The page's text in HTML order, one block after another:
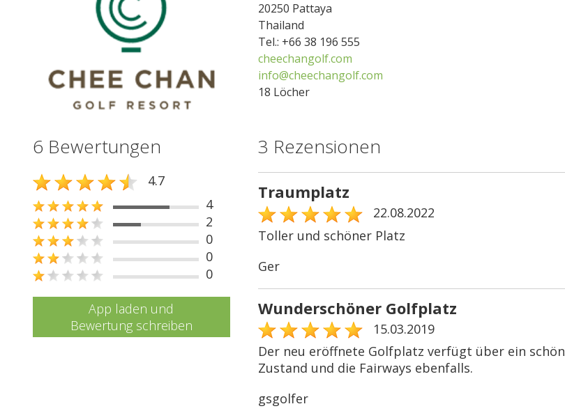
20250 Pattaya
Thailand
Tel.: +66 38 196 555
cheechangolf.com
info@cheechangolf.com
18 Löcher
6 Bewertungen
4.7
4
2
0
0
0
App laden und
Bewertung schreiben
3 Rezensionen
Traumplatz
22.08.2022
Toller und schöner Platz
Ger
Wunderschöner Golfplatz
15.03.2019
Der neu eröffnete Golfplatz verfügt über ein
Zustand und die Fairways ebenfalls.
gsgolfer